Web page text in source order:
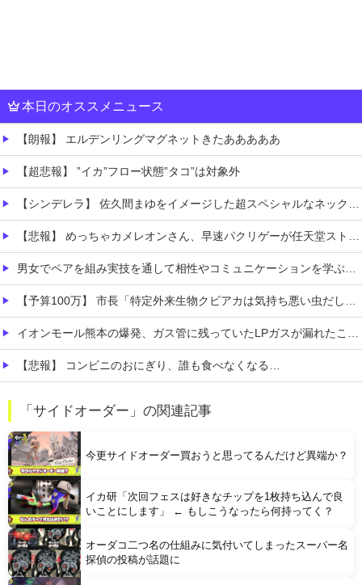
本日のオススメニュース
【朗報】 エルデンリングマグネットきたあああああ
【超悲報】 ”イカ”フロー状態”タコ”は対象外
【シンデレラ】 佐久間まゆをイメージした超スペシャルなネックレスが登場する件について
【悲報】 めっちゃカメレオンさん、早速パクリゲーが任天堂ストアに登場してしまう……
男女でペアを組み実技を通して相性やコミュニケーションを学ぶ性教育実習
【予算100万】 市長「特定外来生物クビアカは気持ち悪い虫だしそんな需要ないと思う」1匹300円相当の報奨金→初日に42万取られ焦り
イオンモール熊本の爆発、ガス管に残っていたLPガスが漏れたことが原因か 経産省が全国の大規模施設でガス供給設備の点検要請
【悲報】 コンビニのおにぎり、誰も食べなくなる…
敵「扇風機を当てて寝るとヤバいぞ！」 ワイ「大丈夫やろｗｗｗ」扇風機ポチー
Powered by livedoor 相互RSS
「サイドオーダー」の関連記事
今更サイドオーダー買おうと思ってるんだけど異端か？
イカ研「次回フェスは好きなチップを1枚持ち込んで良
いことにします」 ← もしこうなったら何持ってく？
オーダコ二つ名の仕組みに気付いてしまったスーパー名
探偵の投稿が話題に